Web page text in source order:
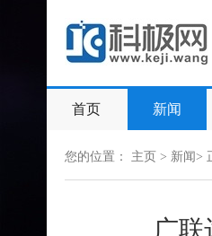
首页 新闻
您的位置： 主页 > 新闻>
广